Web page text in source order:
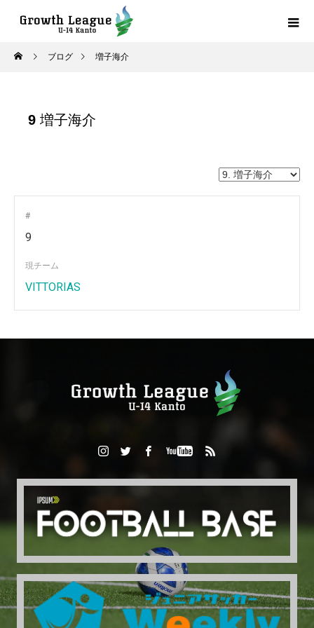
ブログ 増子海介
9 増子海介
#
9
現チーム
VITTORIAS